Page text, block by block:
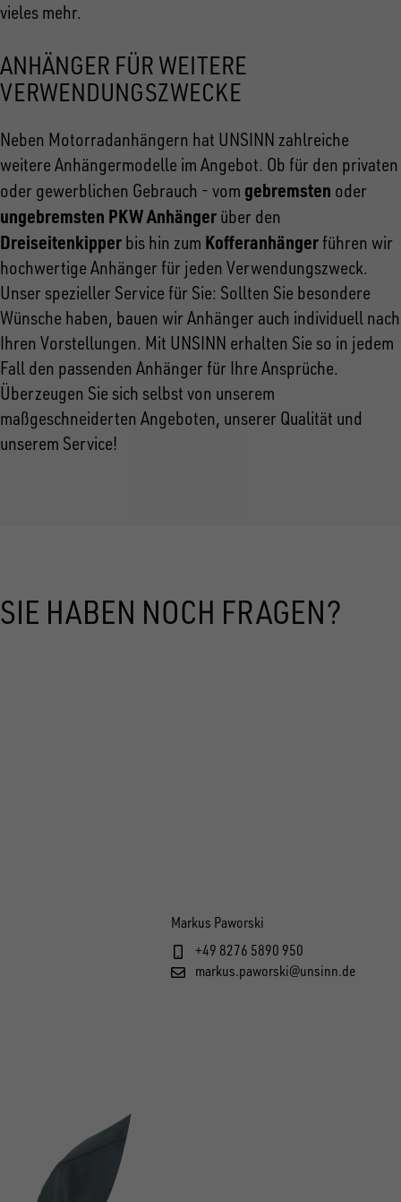
vieles mehr.
ANHÄNGER FÜR WEITERE
VERWENDUNGSZWECKE
Neben Motorradanhängern hat UNSINN zahlreiche
weitere Anhängermodelle im Angebot. Ob für den privaten
oder gewerblichen Gebrauch - vom gebremsten oder
ungebremsten PKW Anhänger über den
Dreiseitenkipper bis hin zum Kofferanhänger führen wir
hochwertige Anhänger für jeden Verwendungszweck.
Unser spezieller Service für Sie: Sollten Sie besondere
Wünsche haben, bauen wir Anhänger auch individuell nach
Ihren Vorstellungen. Mit UNSINN erhalten Sie so in jedem
Fall den passenden Anhänger für Ihre Ansprüche.
Überzeugen Sie sich selbst von unserem
maßgeschneiderten Angeboten, unserer Qualität und
unserem Service!
SIE HABEN NOCH FRAGEN?
Markus Paworski
+49 8276 5890 950
markus.paworski@unsinn.de